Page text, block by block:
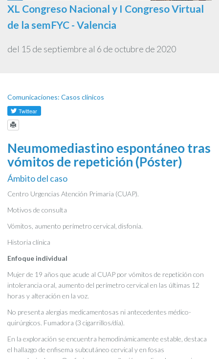
XL Congreso Nacional y I Congreso Virtual
de la semFYC - Valencia
del 15 de septiembre al 6 de octubre de 2020
Comunicaciones: Casos clínicos
Neumomediastino espontáneo tras
vómitos de repetición (Póster)
Ámbito del caso
Centro Urgencias Atención Primaria (CUAP).
Motivos de consulta
Vómitos, aumento perímetro cervical, disfonía.
Historia clínica
Enfoque individual
Mujer de 19 años que acude al CUAP por vómitos de repetición con
intolerancia oral, aumento del perímetro cervical en las últimas 12
horas y alteración en la voz.
No presenta alergias medicamentosas ni antecedentes médico-
quirúrgicos. Fumadora (3 cigarrillos/día).
En la exploración se encuentra hemodinámicamente estable, destaca
el hallazgo de enfisema subcutáneo cervical y en fosas